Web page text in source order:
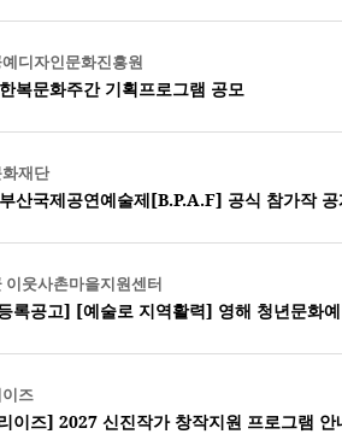
디자인문화진흥원
복문화주간 기획프로그램 공모
재단
산국제공연예술제[B.P.A.F] 공식 참가작
이웃사촌마을지원센터
록공고] [예술로 지역활력] 영해 청년문화
즈
이즈] 2027 신진작가 창작지원 프로그램 안